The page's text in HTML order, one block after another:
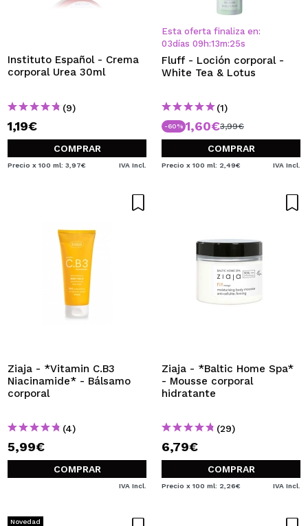
Instituto Español - Crema
corporal Urea 30ml
(9)
1,19€
COMPRAR
Precio x 100 ml: 3,97€ IVA Incl.
Esta oferta finaliza en:
03días 09 h:13m:24s
Fluff - Loción corporal -
White Tea & Lotus
(1)
-60% 1,60€3,99€
COMPRAR
Precio x 100 ml: 2,49€ IVA Incl.
Ziaja - *Vitamin C.B3
Niacinamide* - Bálsamo
corporal
(4)
5,99€
COMPRAR
IVA Incl.
Ziaja - *Baltic Home Spa*
- Mousse corporal
hidratante
(29)
6,79€
COMPRAR
Precio x 100 ml: 2,26€ IVA Incl.
Novedad